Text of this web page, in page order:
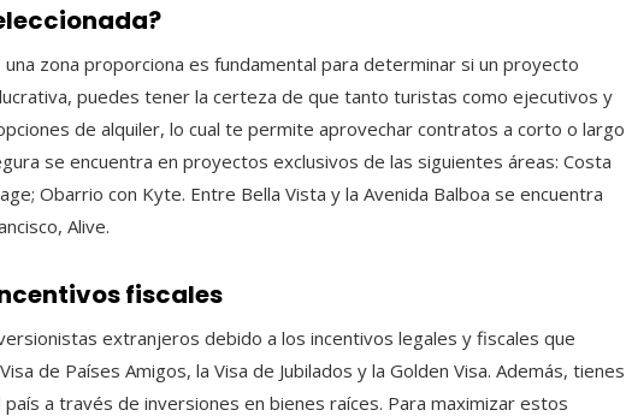
zona proporciona es fundamental para determinar si un proyecto
puedes tener la certeza de que tanto turistas como ejecutivos y
de alquiler, lo cual te permite aprovechar contratos a corto o largo
se encuentra en proyectos exclusivos de las siguientes áreas: Costa
Obarrio con Kyte. Entre Bella Vista y la Avenida Balboa se encuentra
Alive.
fiscales
extranjeros debido a los incentivos legales y fiscales que
de Países Amigos, la Visa de Jubilados y la Golden Visa. Además, tienes
a través de inversiones en bienes raíces. Para maximizar estos